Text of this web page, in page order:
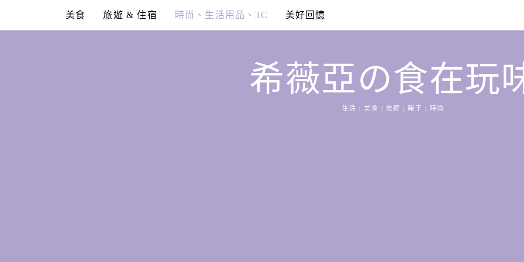
content
美食 旅遊 & 住宿 時尚、生活用品、3C 美好回憶
希薇亞の食在玩
生活 | 美食 | 旅遊 | 親子 | 時尚